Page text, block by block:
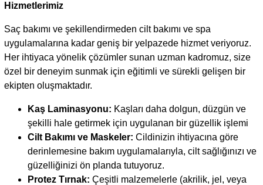
Hizmetlerimiz
Saç bakımı ve şekillendirmeden cilt bakımı ve spa
uygulamalarına kadar geniş bir yelpazede hizmet veriyoruz.
Her ihtiyaca yönelik çözümler sunan uzman kadromuz, size
özel bir deneyim sunmak için eğitimli ve sürekli gelişen bir
ekipten oluşmaktadır.
Kaş Laminasyonu: Kaşları daha dolgun, düzgün ve
şekilli hale getirmek için uygulanan bir güzellik işlemi
Cilt Bakımı ve Maskeler: Cildinizin ihtiyacına göre
derinlemesine bakım uygulamalarıyla, cilt sağlığınızı ve
güzelliğinizi ön planda tutuyoruz.
Protez Tırnak: Çeşitli malzemelerle (akrilik, jel, veya